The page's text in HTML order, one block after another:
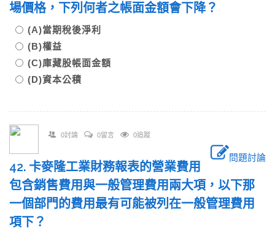
場價格，下列何者之帳面金額會下降？
(A)當期稅後淨利
(B)權益
(C)庫藏股帳面金額
(D)資本公積
0討論 0留言 0追蹤
問題討論
42. 卡麥隆工業財務報表的營業費用
包含銷售費用與一般管理費用兩大項，以下那
一個部門的費用最有可能被列在一般管理費用
項下？